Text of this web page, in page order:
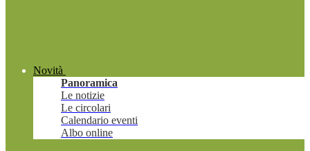
Novità
Panoramica
Le notizie
Le circolari
Calendario eventi
Albo online